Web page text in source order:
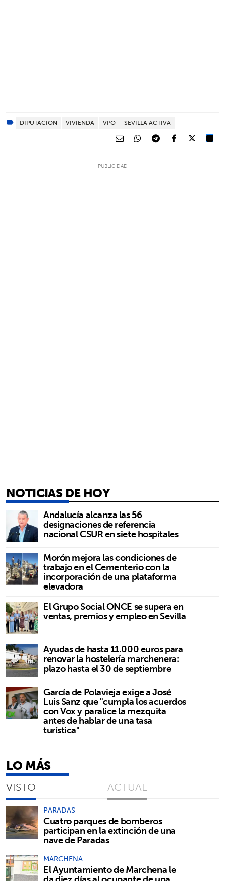
DIPUTACION VIVIENDA VPO SEVILLA ACTIVA
NOTICIAS DE HOY
Andalucía alcanza las 56
designaciones de referencia
nacional CSUR en siete hospitales
Morón mejora las condiciones de
trabajo en el Cementerio con la
incorporación de una plataforma
elevadora
El Grupo Social ONCE se supera en
ventas, premios y empleo en Sevilla
Ayudas de hasta 11.000 euros para
renovar la hostelería marchenera:
plazo hasta el 30 de septiembre
García de Polavieja exige a José
Luis Sanz que "cumpla los acuerdos
con Vox y paralice la mezquita
antes de hablar de una tasa
turística"
LO MÁS
VISTO ACTUAL
PARADAS
Cuatro parques de bomberos
participan en la extinción de una
nave de Paradas
MARCHENA
El Ayuntamiento de Marchena le